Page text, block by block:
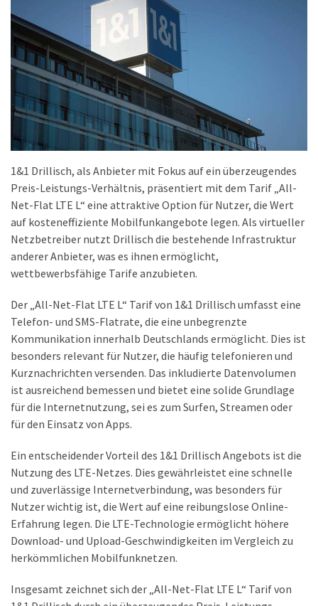
1&1 Drillisch, als Anbieter mit Fokus auf ein überzeugendes
Preis-Leistungs-Verhältnis, präsentiert mit dem Tarif „All-
Net-Flat LTE L“ eine attraktive Option für Nutzer, die Wert
auf kosteneffiziente Mobilfunkangebote legen. Als virtueller
Netzbetreiber nutzt Drillisch die bestehende Infrastruktur
anderer Anbieter, was es ihnen ermöglicht,
wettbewerbsfähige Tarife anzubieten.
Der „All-Net-Flat LTE L“ Tarif von 1&1 Drillisch umfasst eine
Telefon- und SMS-Flatrate, die eine unbegrenzte
Kommunikation innerhalb Deutschlands ermöglicht. Dies ist
besonders relevant für Nutzer, die häufig telefonieren und
Kurznachrichten versenden. Das inkludierte Datenvolumen
ist ausreichend bemessen und bietet eine solide Grundlage
für die Internetnutzung, sei es zum Surfen, Streamen oder
für den Einsatz von Apps.
Ein entscheidender Vorteil des 1&1 Drillisch Angebots ist die
Nutzung des LTE-Netzes. Dies gewährleistet eine schnelle
und zuverlässige Internetverbindung, was besonders für
Nutzer wichtig ist, die Wert auf eine reibungslose Online-
Erfahrung legen. Die LTE-Technologie ermöglicht höhere
Download- und Upload-Geschwindigkeiten im Vergleich zu
herkömmlichen Mobilfunknetzen.
Insgesamt zeichnet sich der „All-Net-Flat LTE L“ Tarif von